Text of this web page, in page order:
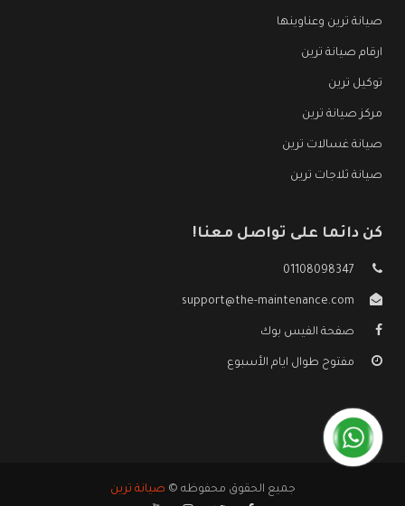
صيانة ترين وعناوينها
ارقام صيانة ترين
توكيل ترين
مركز صيانة ترين
صيانة غسالات ترين
صيانة ثلاجات ترين
كن دائما على تواصل معنا!
01108098347
support@the-maintenance.com
صفحة الفيس بوك
مفتوح طوال ايام الأسبوع
جميع الحقوق محفوظه © صيانة ترين